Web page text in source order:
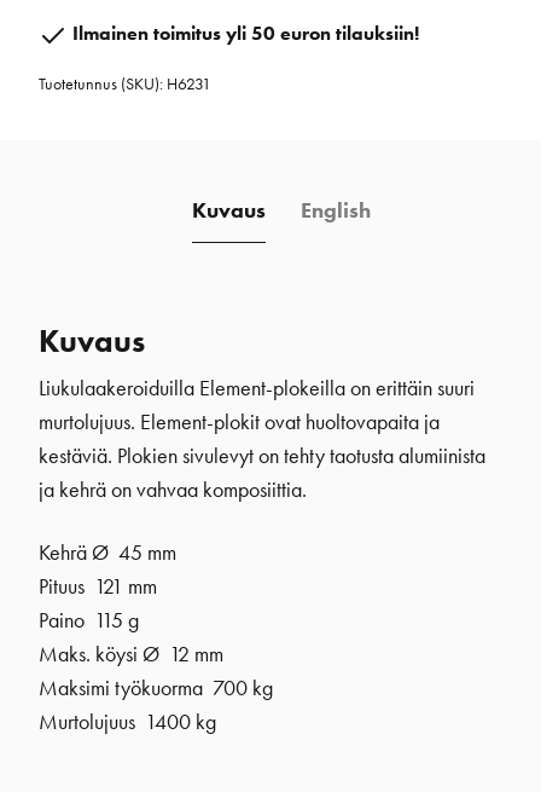
Hunsvotilla
Ilmainen toimitus yli 50 euron tilauksiin!
Tuotetunnus (SKU): H6231
Kuvaus English
Kuvaus
Liukulaakeroiduilla Element-plokeilla on erittäin suuri
murtolujuus. Element-plokit ovat huoltovapaita ja
kestäviä. Plokien sivulevyt on tehty taotusta alumiinista
ja kehrä on vahvaa komposiittia.
Kehrä Ø 45 mm
Pituus 121 mm
Paino 115 g
Maks. köysi Ø 12 mm
Maksimi työkuorma 700 kg
Murtolujuus 1400 kg